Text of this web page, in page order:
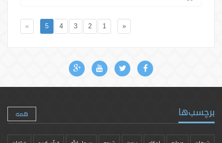
«
1
2
3
4
5
»
برچسب‌ها همه